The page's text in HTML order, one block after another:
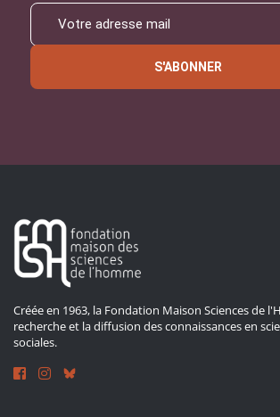
S'ABONNER
Créée en 1963, la Fondation Maison Sciences de
recherche et la diffusion des connaissances en
sociales.